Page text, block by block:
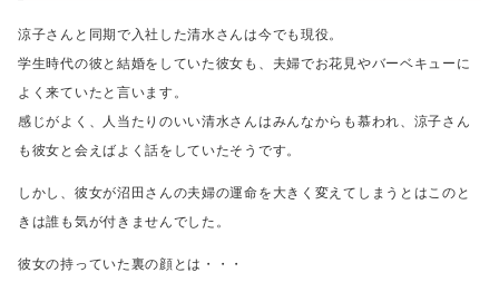
涼子さんと同期で入社した清水さんは今でも現役。
学生時代の彼と結婚をしていた彼女も、夫婦でお花見やバーベキューに
よく来ていたと言います。
感じがよく、人当たりのいい清水さんはみんなからも慕われ、 涼子さん
も彼女と会えばよく話をしていたそうです。
しかし、彼女が沼田さんの夫婦の運命を大きく変えてしまうとはこのと
きは誰も気が付きませんでした。
彼女の持っていた裏の顔とは・・・